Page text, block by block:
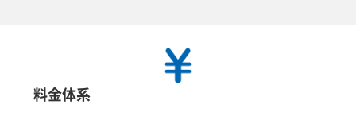
料金体系